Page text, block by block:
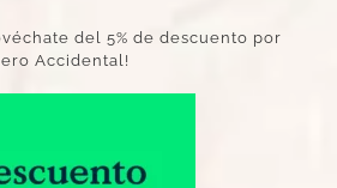
del 5% de descuento por
Accidental!